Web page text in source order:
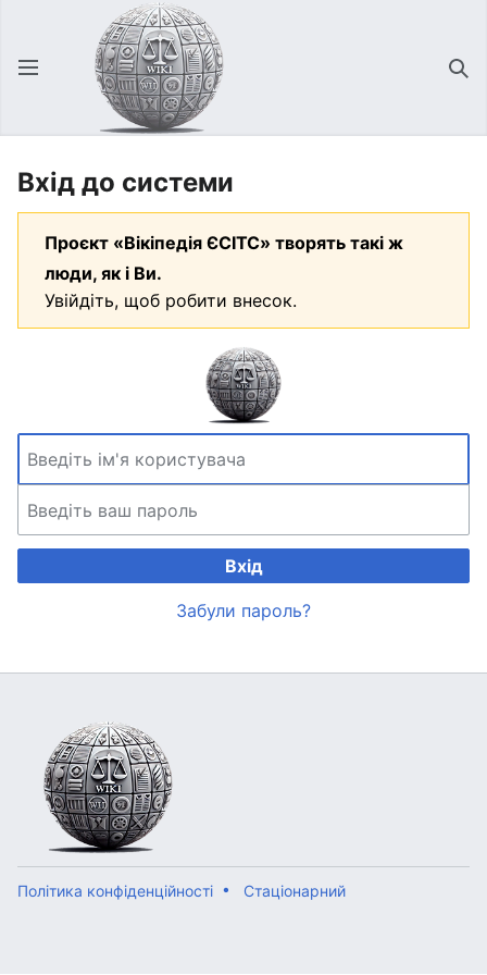
Відкрити головне меню
Вхід до системи
Проєкт «Вікіпедія ЄСІТС» творять такі ж
люди, як і Ви.
Увійдіть, щоб робити внесок.
Вхід
Забули пароль?
Політика конфіденційності Стаціонарний